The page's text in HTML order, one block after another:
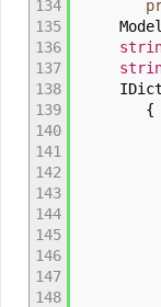
134
135
136
137
138
139
140
141
142
143
144
145
146
147
148
{